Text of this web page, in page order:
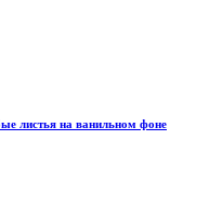
листья на ванильном фоне